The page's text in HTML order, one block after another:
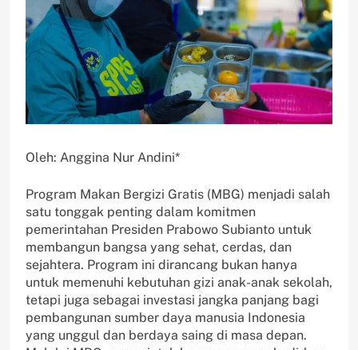
Oleh: Anggina Nur Andini*
Program Makan Bergizi Gratis (MBG) menjadi salah
satu tonggak penting dalam komitmen
pemerintahan Presiden Prabowo Subianto untuk
membangun bangsa yang sehat, cerdas, dan
sejahtera. Program ini dirancang bukan hanya
untuk memenuhi kebutuhan gizi anak-anak sekolah,
tetapi juga sebagai investasi jangka panjang bagi
pembangunan sumber daya manusia Indonesia
yang unggul dan berdaya saing di masa depan.